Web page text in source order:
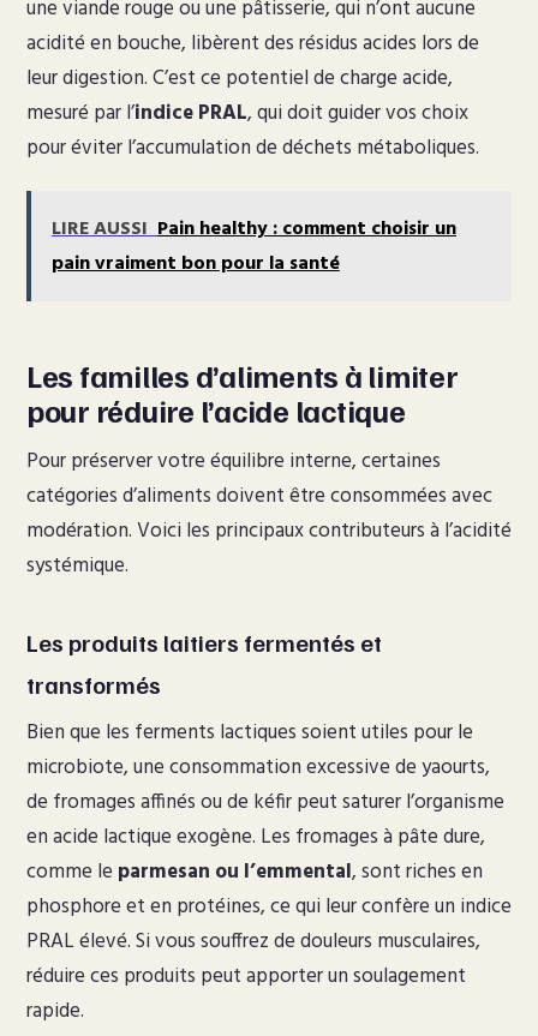
une viande rouge ou une pâtisserie, qui n’ont aucune
acidité en bouche, libèrent des résidus acides lors de
leur digestion. C’est ce potentiel de charge acide,
mesuré par l’indice PRAL, qui doit guider vos choix
pour éviter l’accumulation de déchets métaboliques.
LIRE AUSSI Pain healthy : comment choisir un
pain vraiment bon pour la santé
Les familles d’aliments à limiter
pour réduire l’acide lactique
Pour préserver votre équilibre interne, certaines
catégories d’aliments doivent être consommées avec
modération. Voici les principaux contributeurs à l’acidité
systémique.
Les produits laitiers fermentés et
transformés
Bien que les ferments lactiques soient utiles pour le
microbiote, une consommation excessive de yaourts,
de fromages affinés ou de kéfir peut saturer l’organisme
en acide lactique exogène. Les fromages à pâte dure,
comme le parmesan ou l’emmental, sont riches en
phosphore et en protéines, ce qui leur confère un indice
PRAL élevé. Si vous souffrez de douleurs musculaires,
réduire ces produits peut apporter un soulagement
rapide.